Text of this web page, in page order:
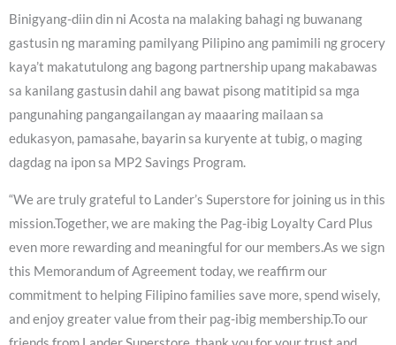
Binigyang-diin din ni Acosta na malaking bahagi ng buwanang
gastusin ng maraming pamilyang Pilipino ang pamimili ng grocery
kaya’t makatutulong ang bagong partnership upang makabawas
sa kanilang gastusin dahil ang bawat pisong matitipid sa mga
pangunahing pangangailangan ay maaaring mailaan sa
edukasyon, pamasahe, bayarin sa kuryente at tubig, o maging
dagdag na ipon sa MP2 Savings Program.
“We are truly grateful to Lander’s Superstore for joining us in this
mission.Together, we are making the Pag-ibig Loyalty Card Plus
even more rewarding and meaningful for our members.As we sign
this Memorandum of Agreement today, we reaffirm our
commitment to helping Filipino families save more, spend wisely,
and enjoy greater value from their pag-ibig membership.To our